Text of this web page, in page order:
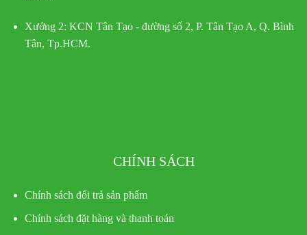
Xưởng 2: KCN Tân Tạo - đường số 2, P. Tân Tạo A, Q. Bình
Tân, Tp.HCM.
CHÍNH SÁCH
Chính sách đổi trả sản phẩm
Chính sách đặt hàng và thanh toán